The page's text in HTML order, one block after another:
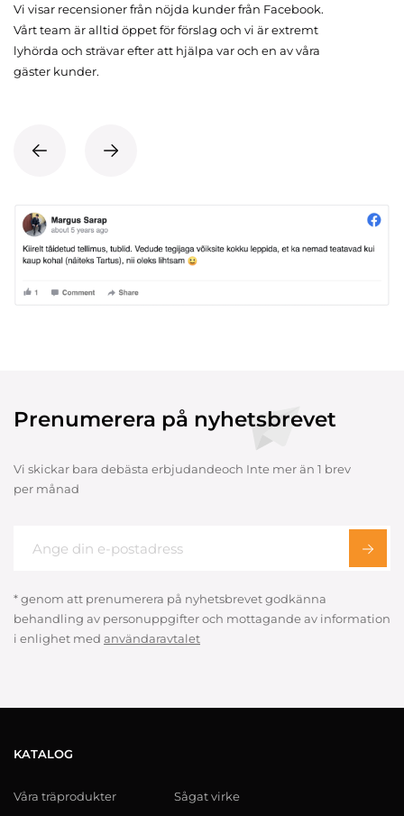
Vi visar recensioner från nöjda kunder från Facebook.
Vårt team är alltid öppet för förslag och vi är extremt
lyhörda och strävar efter att hjälpa var och en av våra
gäster kunder.
Prenumerera på nyhetsbrevet
Vi skickar bara debästa erbjudandeoch Inte mer än 1 brev
per månad
* genom att prenumerera på nyhetsbrevet godkänna
behandling av personuppgifter och mottagande av information
i enlighet med användaravtalet
KATALOG
Våra träprodukter Sågat virke